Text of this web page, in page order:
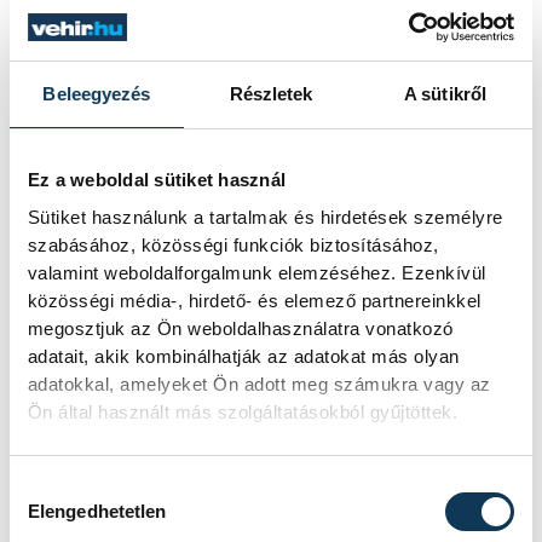
Beleegyezés Részletek A sütikről
Ez a weboldal sütiket használ
Sütiket használunk a tartalmak és hirdetések személyre
szabásához, közösségi funkciók biztosításához,
valamint weboldalforgalmunk elemzéséhez. Ezenkívül
közösségi média-, hirdető- és elemező partnereinkkel
megosztjuk az Ön weboldalhasználatra vonatkozó
adatait, akik kombinálhatják az adatokat más olyan
adatokkal, amelyeket Ön adott meg számukra vagy az
Ön által használt más szolgáltatásokból gyűjtöttek.
Elengedhetetlen
Színházkert
SZERZŐ
vehir.hu
KULTÚRA